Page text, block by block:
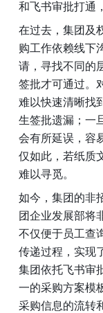
和飞书审批打通
在过去，集团及
购工作依赖线下
请，寻找不同的
签批才可通过。
难以快速清晰找
生签批遗漏；一
会有所延误，容
仅如此，若纸质
难以寻觅。
如今，集团的非
团企业发展部将
不仅便于员工查
传递过程，实现
集团依托飞书审
一的采购方案模
采购信息的流转